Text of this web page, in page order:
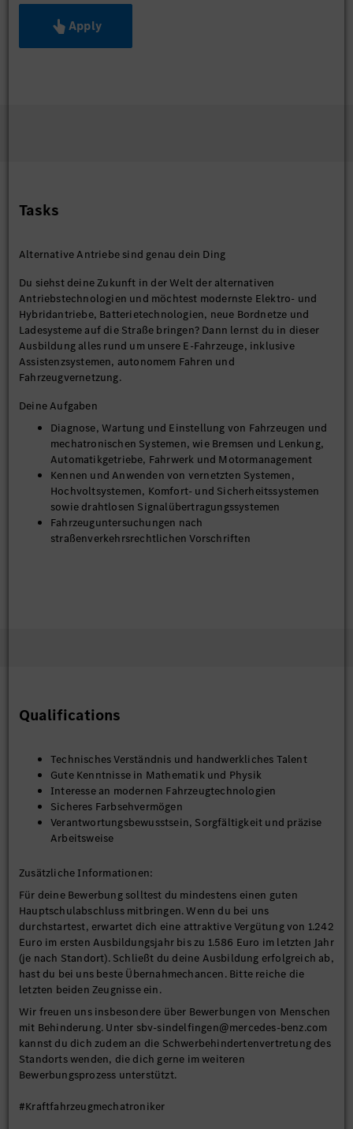
Apply
Tasks
Alternative Antriebe sind genau dein Ding
Du siehst deine Zukunft in der Welt der alternativen
Antriebstechnologien und möchtest modernste Elektro- und
Hybridantriebe, Batterietechnologien, neue Bordnetze und
Ladesysteme auf die Straße bringen? Dann lernst du in dieser
Ausbildung alles rund um unsere E-Fahrzeuge, inklusive
Assistenzsystemen, autonomem Fahren und
Fahrzeugvernetzung.
Deine Aufgaben
Diagnose, Wartung und Einstellung von Fahrzeugen und
mechatronischen Systemen, wie Bremsen und Lenkung,
Automatikgetriebe, Fahrwerk und Motormanagement
Kennen und Anwenden von vernetzten Systemen,
Hochvoltsystemen, Komfort- und Sicherheitssystemen
sowie drahtlosen Signalübertragungssystemen
Fahrzeuguntersuchungen nach
straßenverkehrsrechtlichen Vorschriften
Qualifications
Technisches Verständnis und handwerkliches Talent
Gute Kenntnisse in Mathematik und Physik
Interesse an modernen Fahrzeugtechnologien
Sicheres Farbsehvermögen
Verantwortungsbewusstsein, Sorgfältigkeit und präzise
Arbeitsweise
Zusätzliche Informationen:
Für deine Bewerbung solltest du mindestens einen guten
Hauptschulabschluss mitbringen. Wenn du bei uns
durchstartest, erwartet dich eine attraktive Vergütung von 1.242
Euro im ersten Ausbildungsjahr bis zu 1.586 Euro im letzten Jahr
(je nach Standort). Schließt du deine Ausbildung erfolgreich ab,
hast du bei uns beste Übernahmechancen. Bitte reiche die
letzten beiden Zeugnisse ein.
Wir freuen uns insbesondere über Bewerbungen von Menschen
mit Behinderung. Unter sbv-sindelfingen@mercedes-benz.com
kannst du dich zudem an die Schwerbehindertenvertretung des
Standorts wenden, die dich gerne im weiteren
Bewerbungsprozess unterstützt.
#Kraftfahrzeugmechatroniker